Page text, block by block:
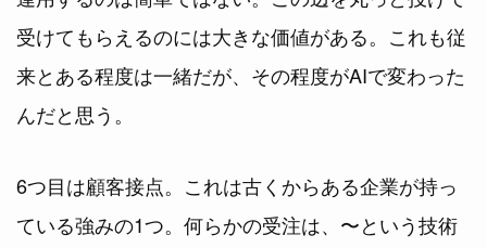
受けてもらえるのには大きな価値がある。これも従
来とある程度は一緒だが、その程度がAIで変わった
んだと思う。
6つ目は顧客接点。これは古くからある企業が持っ
ている強みの1つ。何らかの受注は、〜という技術